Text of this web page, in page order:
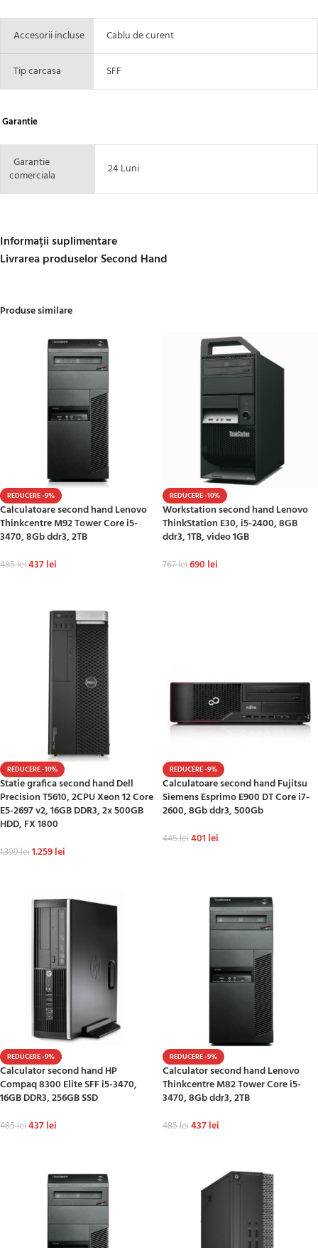
Accesorii incluse Cablu de curent
Tip carcasa SFF
Garantie
Garantie
comerciala
24 Luni
Informații suplimentare
Livrarea produselor Second Hand
Produse similare
REDUCERE -9%
Calculatoare second hand Lenovo
Thinkcentre M92 Tower Core i5-
3470, 8Gb ddr3, 2TB
485lei437lei
REDUCERE -10%
Workstation second hand Lenovo
ThinkStation E30, i5-2400, 8GB
ddr3, 1TB, video 1GB
767lei690 lei
REDUCERE -10%
Statie grafica second hand Dell
Precision T5610, 2CPU Xeon 12 Core
E5-2697 v2, 16GB DDR3, 2x 500GB
HDD, FX 1800
1.399lei1.259lei
REDUCERE -9%
Calculatoare second hand Fujitsu
Siemens Esprimo E900 DT Core i7-
2600, 8Gb ddr3, 500Gb
445lei401 lei
REDUCERE -9%
Calculator second hand HP
Compaq 8300 Elite SFF i5-3470,
16GB DDR3, 256GB SSD
485lei437lei
REDUCERE -9%
Calculator second hand Lenovo
Thinkcentre M82 Tower Core i5-
3470, 8Gb ddr3, 2TB
485lei437lei